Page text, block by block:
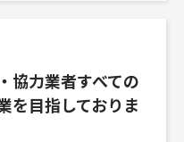
協力業者すべての
を目指しておりま